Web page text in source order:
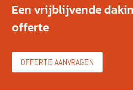
Een vrijblijvende
offerte
OFFERTE AANVRAGEN